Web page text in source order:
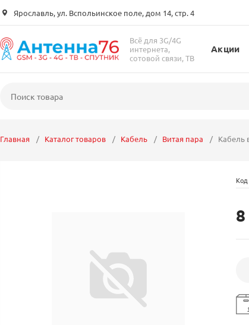
Ярославль, ул. Вспольинское поле, дом 14, стр. 4
Всё для 3G/4G
интернета,
сотовой связи, ТВ
Акции
Главная Каталог товаров Кабель Витая пара Кабель
Код